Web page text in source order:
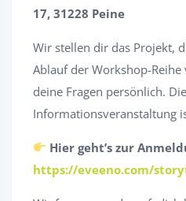
17, 31228 Peine
Wir stellen dir das Projekt,
Ablauf der Workshop-
deine Fragen persönlich.
Informationsveranstaltung
Hier geht’s zur
https://eveeno.com/